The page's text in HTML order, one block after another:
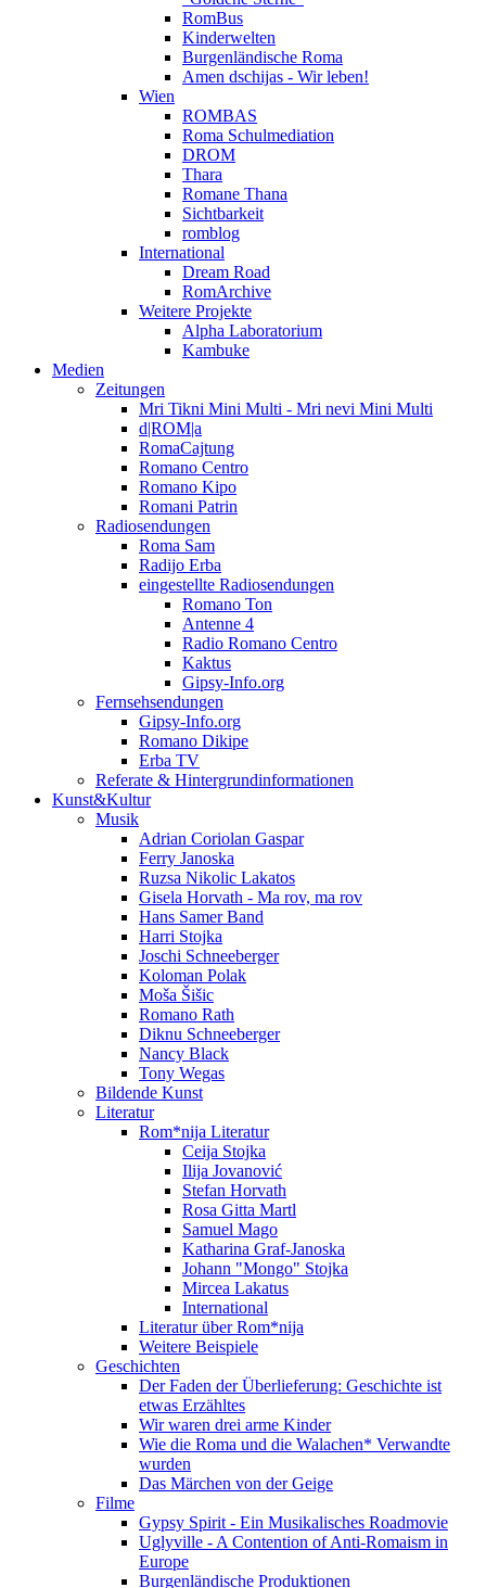
RomBus
Kinderwelten
Burgenländische Roma
Amen dschijas - Wir leben!
Wien
ROMBAS
Roma Schulmediation
DROM
Thara
Romane Thana
Sichtbarkeit
romblog
International
Dream Road
RomArchive
Weitere Projekte
Alpha Laboratorium
Kambuke
Medien
Zeitungen
Mri Tikni Mini Multi - Mri nevi Mini Multi
d|ROM|a
RomaCajtung
Romano Centro
Romano Kipo
Romani Patrin
Radiosendungen
Roma Sam
Radijo Erba
eingestellte Radiosendungen
Romano Ton
Antenne 4
Radio Romano Centro
Kaktus
Gipsy-Info.org
Fernsehsendungen
Gipsy-Info.org
Romano Dikipe
Erba TV
Referate & Hintergrundinformationen
Kunst&Kultur
Musik
Adrian Coriolan Gaspar
Ferry Janoska
Ruzsa Nikolic Lakatos
Gisela Horvath - Ma rov, ma rov
Hans Samer Band
Harri Stojka
Joschi Schneeberger
Koloman Polak
Moša Šišic
Romano Rath
Diknu Schneeberger
Nancy Black
Tony Wegas
Bildende Kunst
Literatur
Rom*nija Literatur
Ceija Stojka
Ilija Jovanović
Stefan Horvath
Rosa Gitta Martl
Samuel Mago
Katharina Graf-Janoska
Johann "Mongo" Stojka
Mircea Lakatus
International
Literatur über Rom*nija
Weitere Beispiele
Geschichten
Der Faden der Überlieferung: Geschichte ist
etwas Erzähltes
Wir waren drei arme Kinder
Wie die Roma und die Walachen* Verwandte
wurden
Das Märchen von der Geige
Filme
Gypsy Spirit - Ein Musikalisches Roadmovie
Uglyville - A Contention of Anti-Romaism in
Europe
Burgenländische Produktionen